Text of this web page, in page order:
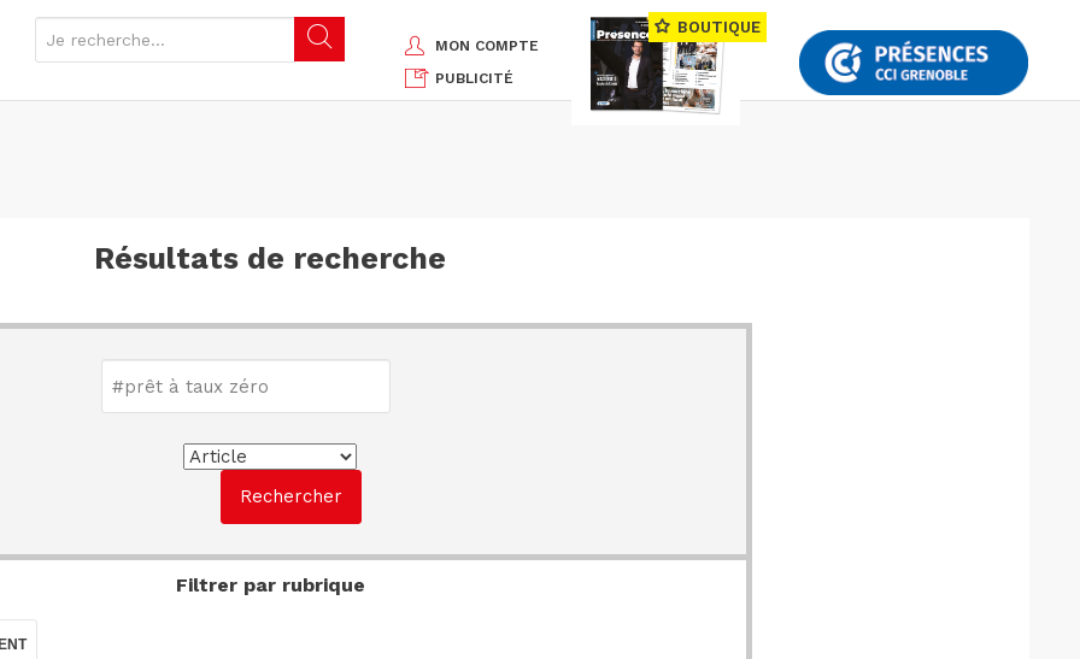
MON COMPTE
PUBLICITÉ
BOUTIQUE
Résultats de recherche
Filtrer par rubrique